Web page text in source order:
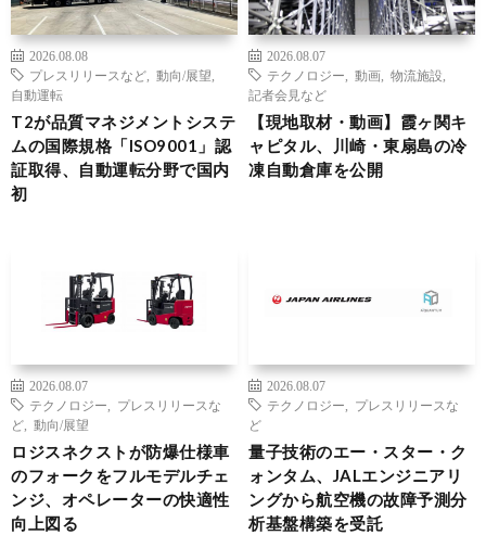
2026.08.08
プレスリリースなど
動向/展望
自動運転
T2が品質マネジメントシステ
ムの国際規格「ISO9001」認
証取得、自動運転分野で国内
初
2026.08.07
テクノロジー
動画 物流施設
記者会見など
【現地取材・動画】霞ヶ関キ
ャピタル、川崎・東扇島の冷
凍自動倉庫を公開
2026.08.07
テクノロジー
プレスリリースな
ど
動向/展望
ロジスネクストが防爆仕様車
のフォークをフルモデルチェ
ンジ、オペレーターの快適性
向上図る
2026.08.07
テクノロジー
プレスリリースな
ど
量子技術のエー・スター・ク
ォンタム、JALエンジニアリ
ングから航空機の故障予測分
析基盤構築を受託